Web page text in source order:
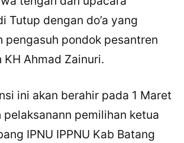
Tutup dengan do’a yang
pengasuh pondok pesantren
Ahmad Zainuri.
ini akan berahir pada 1 Maret
pemilihan ketua
IPNU IPPNU Kab Batang